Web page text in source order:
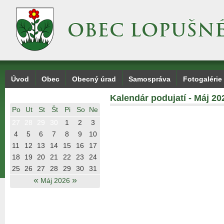
Úvod Obec Obecný úrad Samospráva Fotogalérie
Po Ut St Št Pi So Ne
« Máj 2026 »
1 2
3
4
5 6 7 8 9
10
11
12 13 14 15 16
17
18
19 20 21 22 23
24
25
26 27 28 29 30 31
Kalendár podujatí - Máj